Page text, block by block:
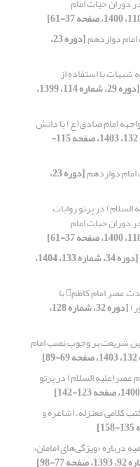
دوازدهم [دوره 23،
با استفاده از
[دوره 29، شماره 114، 1399،
امام صادق(ع) با دانش
[دوره 33، شماره 132، 1403، صفحه 115-
امام دوازدهم [دوره 23،
در پرتو روایات
دوران حیات امام
[دوره 34، شماره 133، 1404،
تحلیل و بررسی تعارض حوادث عصر امام کاظم با
[دوره 32، شماره 128،
شریعت بر وجوب نصب امام
عصر(علیه السلام) در پرتو
معتزله، اشاعره و
درباره «ویژگی‌های امامان»